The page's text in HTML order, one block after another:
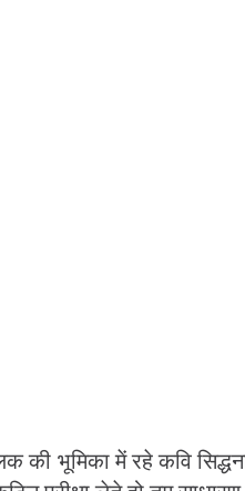
की भूमिका में रहे कवि